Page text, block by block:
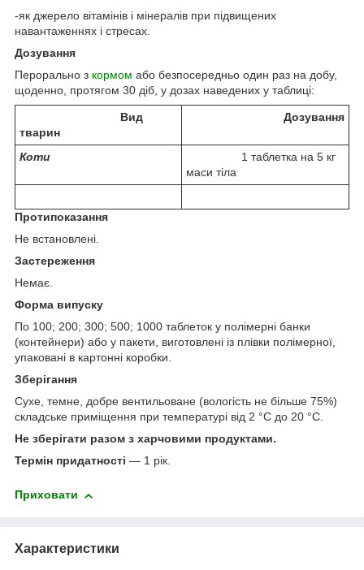
-як джерело вітамінів і мінералів при підвищених
навантаженнях і стресах.
Дозування
Перорально з кормом або безпосередньо один раз на добу,
щоденно, протягом 30 діб, у дозах наведених у таблиці:
Вид
тварин
Дозування
Коти
1 таблетка на 5 кг
маси тіла
Протипоказання
Не встановлені.
Застереження
Немає.
Форма випуску
По 100; 200; 300; 500; 1000 таблеток у полімерні банки
(контейнери) або у пакети, виготовлені із плівки полімерної,
упаковані в картонні коробки.
Зберігання
Сухе, темне, добре вентильоване (вологість не більше 75%)
складське приміщення при температурі від 2 °С до 20 °С.
Не зберігати разом з харчовими продуктами.
Термін придатності — 1 рік.
Приховати
Характеристики